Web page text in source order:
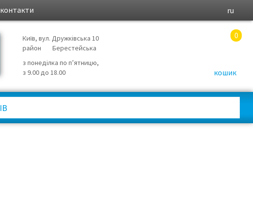
контакти ru
Київ, вул. Дружківська 10
район
Берестейська
з понеділка по п’ятницю,
з 9.00 до 18.00
0
кошик